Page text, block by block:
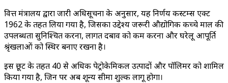
वित्त मंत्रालय द्वारा जारी अधिसूचना के अनुसार, यह निर्णय कस्टम्स एक्ट
1962 के तहत लिया गया है, जिसका उद्देश्य जरूरी औद्योगिक कच्चे माल की
उपलब्धता सुनिश्चित करना, लागत दबाव को कम करना और घरेलू आपूर्ति
श्रृंखलाओं को स्थिर बनाए रखना है।
इस छूट के तहत 40 से अधिक पेट्रोकेमिकल उत्पादों और पॉलिमर को शामिल
किया गया है, जिन पर अब शून्य सीमा शुल्क लागू होगा।